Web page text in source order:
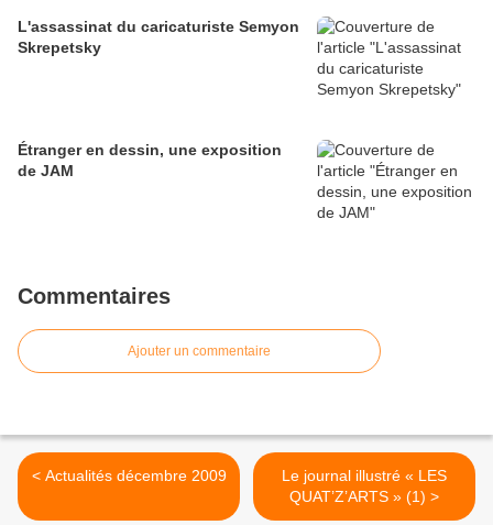
L'assassinat du caricaturiste Semyon
Skrepetsky
Étranger en dessin, une exposition
de JAM
Commentaires
Ajouter un commentaire
< Actualités décembre 2009
Le journal illustré « LES
QUAT’Z’ARTS » (1) >